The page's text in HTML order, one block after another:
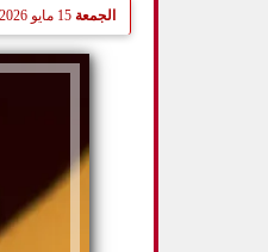
الجمعة 15 مايو 2026